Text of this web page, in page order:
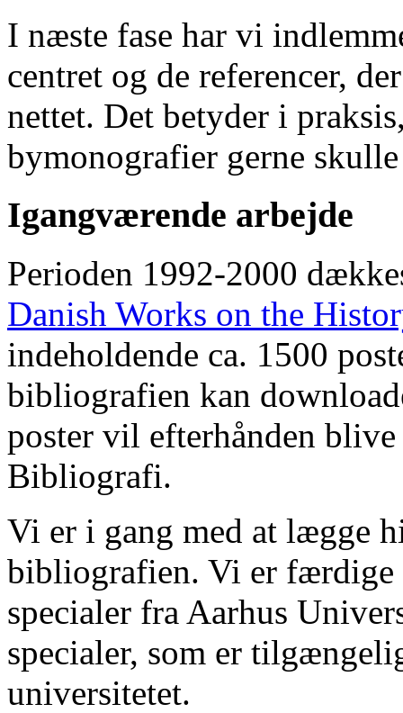
I næste fase har vi
centret og de referencer,
nettet. Det betyder i
bymonografier gerne
Igangværende arbejde
Perioden 1992-2000
Danish Works on the
indeholdende ca. 1500
bibliografien kan
poster vil efterhånden
Bibliografi.
Vi er i gang med at lægge
bibliografien. Vi er færdige
specialer fra Aarhus
specialer, som er
universitetet.